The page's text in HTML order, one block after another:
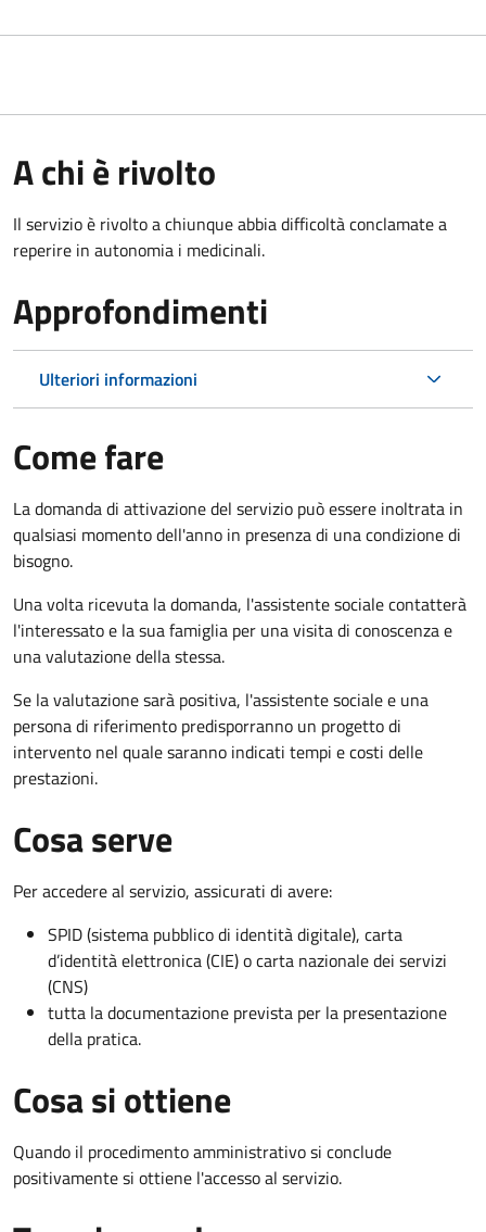
A chi è rivolto
Il servizio è rivolto a chiunque abbia difficoltà conclamate a
reperire in autonomia i medicinali.
Approfondimenti
Ulteriori informazioni
Come fare
La domanda di attivazione del servizio può essere inoltrata in
qualsiasi momento dell'anno in presenza di una condizione di
bisogno.
Una volta ricevuta la domanda, l'assistente sociale contatterà
l'interessato e la sua famiglia per una visita di conoscenza e
una valutazione della stessa.
Se la valutazione sarà positiva, l'assistente sociale e una
persona di riferimento predisporranno un progetto di
intervento nel quale saranno indicati tempi e costi delle
prestazioni.
Cosa serve
Per accedere al servizio, assicurati di avere:
SPID (sistema pubblico di identità digitale), carta
d’identità elettronica (CIE) o carta nazionale dei servizi
(CNS)
tutta la documentazione prevista per la presentazione
della pratica.
Cosa si ottiene
Quando il procedimento amministrativo si conclude
positivamente si ottiene l'accesso al servizio.